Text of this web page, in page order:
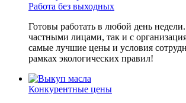
Работа без выходных
Готовы работать в любой день
частными лицами, так и с
самые лучшие цены и условия
рамках экологических правил!
Конкурентные цены